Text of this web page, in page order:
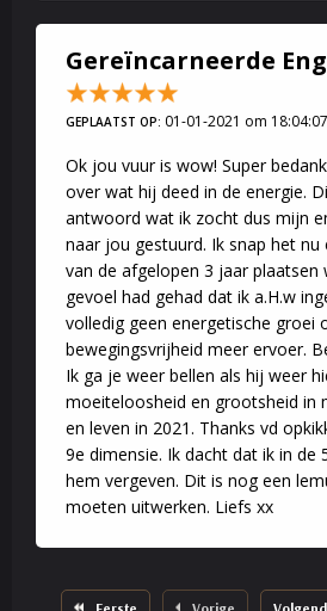
Gereïncarneerde
GEPLAATST OP: 01-01-2021 om 18:04:07
Ok jou vuur is wow! Super
over wat hij deed in de energie.
antwoord wat ik zocht dus mijn
naar jou gestuurd. Ik snap het nu
van de afgelopen 3 jaar plaatsen
gevoel had gehad dat ik a.H.w
volledig geen energetische groei
bewegingsvrijheid meer ervoer.
Ik ga je weer bellen als hij weer
moeiteloosheid en grootsheid in
en leven in 2021. Thanks vd
9e dimensie. Ik dacht dat ik in de
hem vergeven. Dit is nog een
moeten uitwerken. Liefs xx
Eerste Vorige